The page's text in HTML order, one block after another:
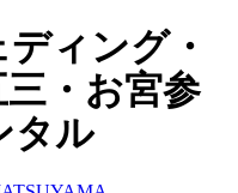
ィング・
・お宮参
タル